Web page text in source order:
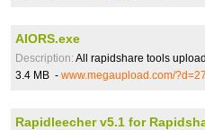
AIORS.exe
Description: All rapidshare tools
3.4 MB - www.megaupload.com/
Rapidleecher v5.1 for